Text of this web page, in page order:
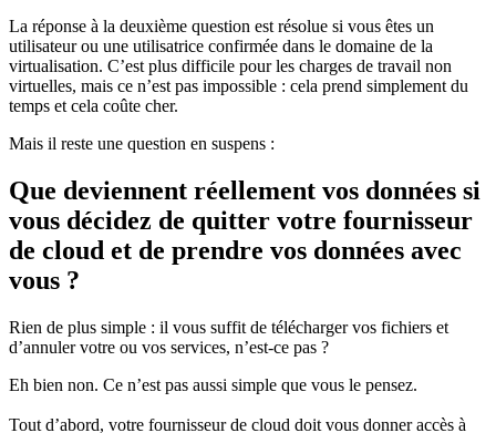
La réponse à la deuxième question est résolue si vous êtes un
utilisateur ou une utilisatrice confirmée dans le domaine de la
virtualisation. C’est plus difficile pour les charges de travail non
virtuelles, mais ce n’est pas impossible : cela prend simplement du
temps et cela coûte cher.
Mais il reste une question en suspens :
Que deviennent réellement vos données si
vous décidez de quitter votre fournisseur
de cloud et de prendre vos données avec
vous ?
Rien de plus simple : il vous suffit de télécharger vos fichiers et
d’annuler votre ou vos services, n’est-ce pas ?
Eh bien non. Ce n’est pas aussi simple que vous le pensez.
Tout d’abord, votre fournisseur de cloud doit vous donner accès à